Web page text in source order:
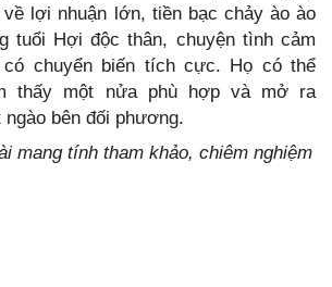
lợi nhuận lớn, tiền bạc chảy ào ào
tuổi Hợi độc thân, chuyện tình cảm
chuyển biến tích cực. Họ có thể
thấy một nửa phù hợp và mở ra
bên đối phương.
mang tính tham khảo, chiêm nghiệm